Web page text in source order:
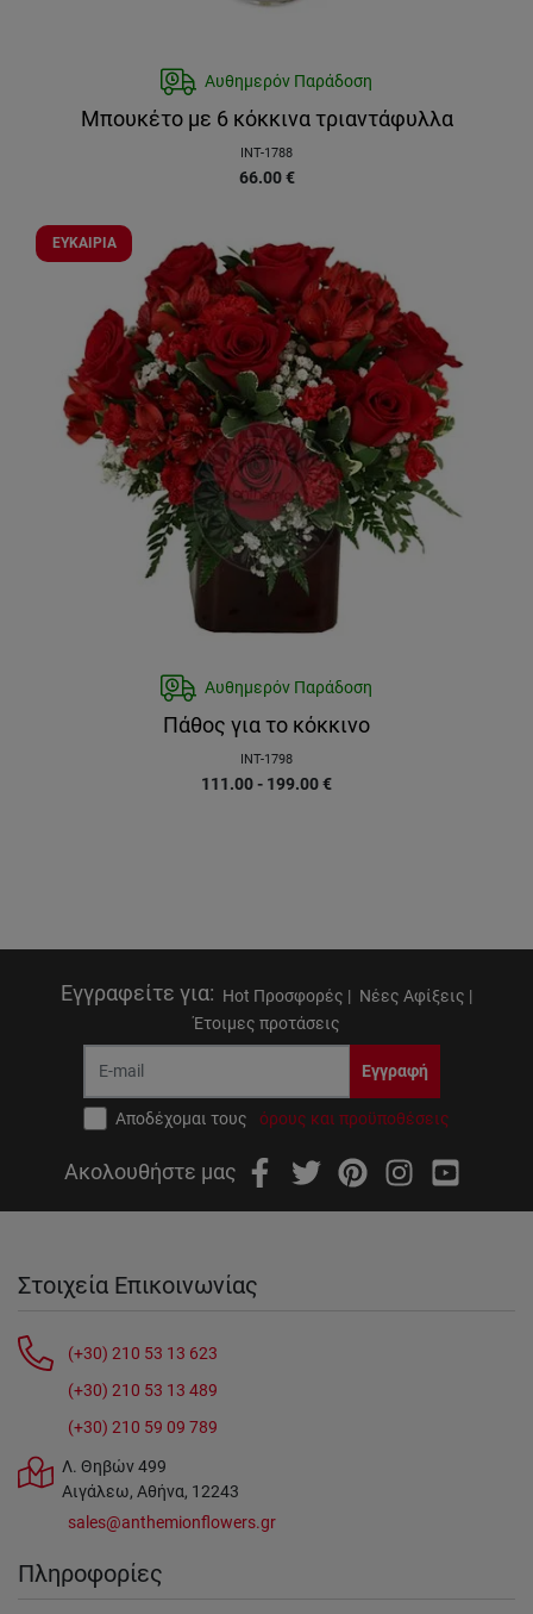
Αυθημερόν Παράδοση
Μπουκέτο με 6 κόκκινα τριαντάφυλλα
INT-1788
66.00 €
ΕΥΚΑΙΡΙΑ
Αυθημερόν Παράδοση
Πάθος για το κόκκινο
INT-1798
111.00 - 199.00€
Εγγραφείτε για: Hot Προσφορές | Νέες Αφίξεις |
Έτοιμες προτάσεις
Εγγραφή
Αποδέχομαι τους όρους και προϋποθέσεις
Ακολουθήστε μας
Στοιχεία Επικοινωνίας
(+30) 210 53 13 623
(+30) 210 53 13 489
(+30) 210 59 09 789
Λ. Θηβών 499
Αιγάλεω, Αθήνα, 12243
sales@anthemionflowers.gr
Πληροφορίες